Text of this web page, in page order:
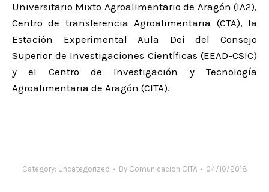
Universitario Mixto Agroalimentario de Aragón (IA2),
Centro de transferencia Agroalimentaria (CTA), la
Estación Experimental Aula Dei del Consejo
Superior de Investigaciones Científicas (EEAD-CSIC)
y el Centro de Investigación y Tecnología
Agroalimentaria de Aragón (CITA).
Category: Uncategorized By Comunicacion CITA 04/10/2018